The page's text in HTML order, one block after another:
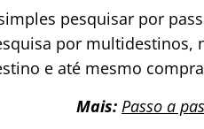
pesquisar por
por multidestinos,
e até mesmo
Mais: Passo a